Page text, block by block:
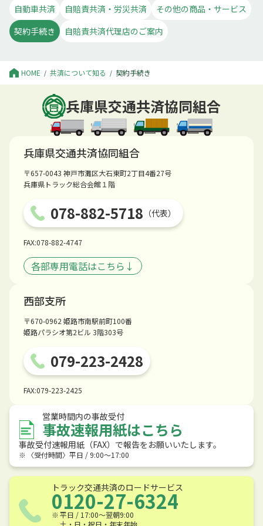
自動車共済 自賠責共済・労災共済
その他の商品・サービス
契約手続き
自賠責共済代理店のご案内
HOME 共済について知る 契約手続き
兵庫県交通共済協同組合
兵庫県交通共済協同組合
〒657-0043 神戸市灘区大石東町2丁目4番27号
兵庫県トラック総合会館１階
078-882-5718 （代表）
FAX:078-882-4747
各部専用電話はこちら↓
西部支所
〒670-0962 姫路市南駅前町100番
姫路パラシオ第2ビル 3階303号
079-223-2428
FAX:079-223-2425
営業時間内の事故受付
事故速報用紙はこちら
事故受付速報用紙（FAX）で報告をお願いいたします。
〈受付時間〉平日 / 9:00〜17:00
トラック交通共済のロードサービス
0120-27-6324
平日 / 17:00〜翌朝9:00
土・日・祝日・年末年始